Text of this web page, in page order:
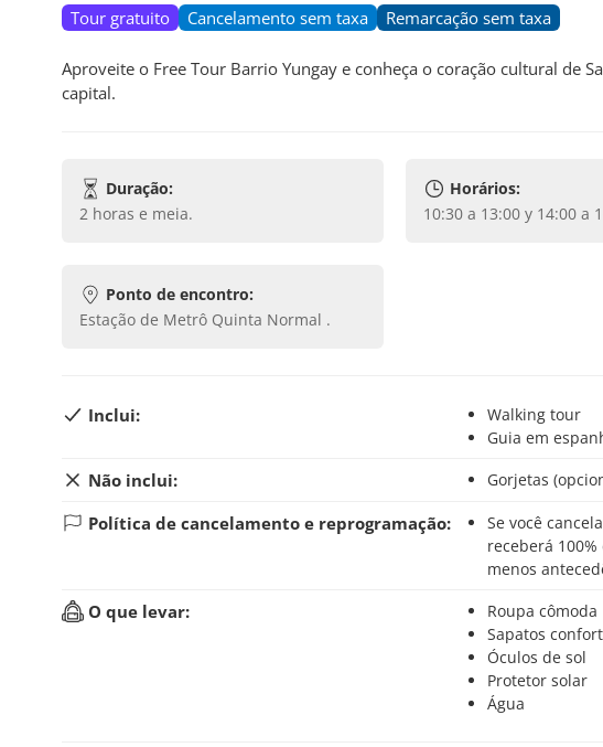
Tour gratuito Cancelamento sem taxa Remarcação sem taxa
Aproveite o Free Tour Barrio Yungay e conheça o coração cultural de
capital.
Duração:
2 horas e meia.
Horários:
10:30 a 13:00 y 14:00 a
Ponto de encontro:
Estação de Metrô Quinta Normal .
Inclui:
Walking tour
Guia em
Não inclui: Gorjetas
Política de cancelamento e reprogramação:
Se você cancelar sua reserva até 24 horas antes do início da atividade,
receberá
menos
O que levar:
Roupa cômoda
Sapatos
Óculos de sol
Protetor solar
Água